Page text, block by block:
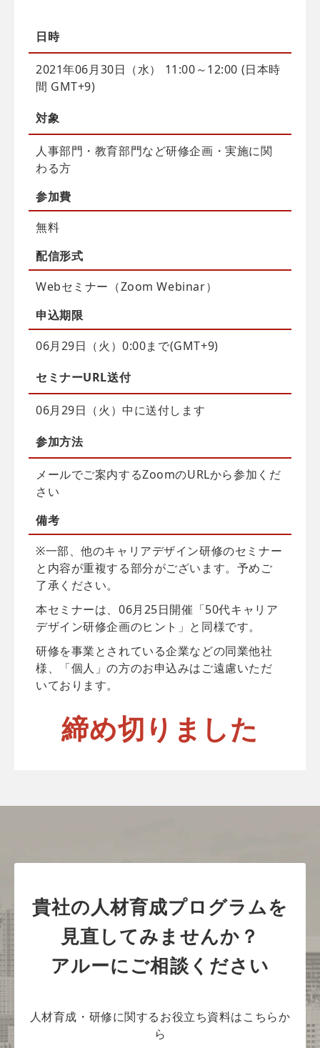
日時
2021年06月30日（水） 11:00～12:00 (日本時
間 GMT+9)
対象
人事部門・教育部門など研修企画・実施に関
わる方
参加費
無料
配信形式
Webセミナー（Zoom Webinar）
申込期限
06月29日（火）0:00まで(GMT+9)
セミナーURL送付
06月29日（火）中に送付します
参加方法
メールでご案内するZoomのURLから参加くだ
さい
備考
※一部、他のキャリアデザイン研修のセミナー
と内容が重複する部分がございます。予めご
了承ください。
本セミナーは、06月25日開催「50代キャリア
デザイン研修企画のヒント」と同様です。
研修を事業とされている企業などの同業他社
様、「個人」の方のお申込みはご遠慮いただ
いております。
締め切りました
貴社の人材育成プログラムを
見直してみませんか？
アルーにご相談ください
人材育成・研修に関するお役立ち資料はこちらか
ら